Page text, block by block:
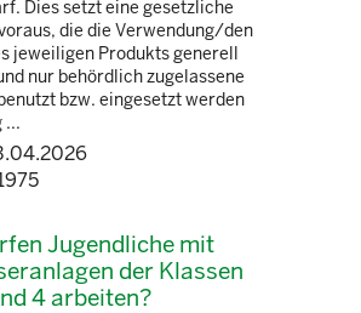
Dies setzt eine gesetzliche
die die Verwendung/den
jeweiligen Produkts generell
nur behördlich zugelassene
bzw. eingesetzt werden
...
Jugendliche mit
der Klassen
4 arbeiten?